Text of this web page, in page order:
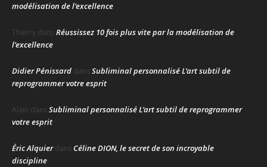
modélisation de l’excellence
Thierry dansRéussissez 10 fois plus vite par la modélisation de
l’excellence
Didier Pénissard dansSubliminal personnalisé L’art subtil de
reprogrammer votre esprit
Alain dansSubliminal personnalisé L’art subtil de reprogrammer
votre esprit
Éric Alquierdans Céline DION, le secret de son incroyable
discipline